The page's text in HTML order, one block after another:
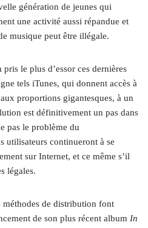
génération de jeunes qui
une activité aussi répandue et
musique peut être illégale.
le plus d’essor ces dernières
tels iTunes, qui donnent accès à
proportions gigantesques, à un
est définitivement un pas dans
pas le problème du
utilisateurs continueront à se
sur Internet, et ce même s’il
légales.
méthodes de distribution font
de son plus récent album In